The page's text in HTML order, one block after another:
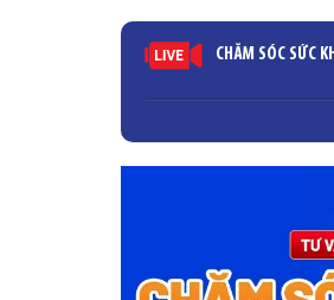
CHĂM SÓC SỨC